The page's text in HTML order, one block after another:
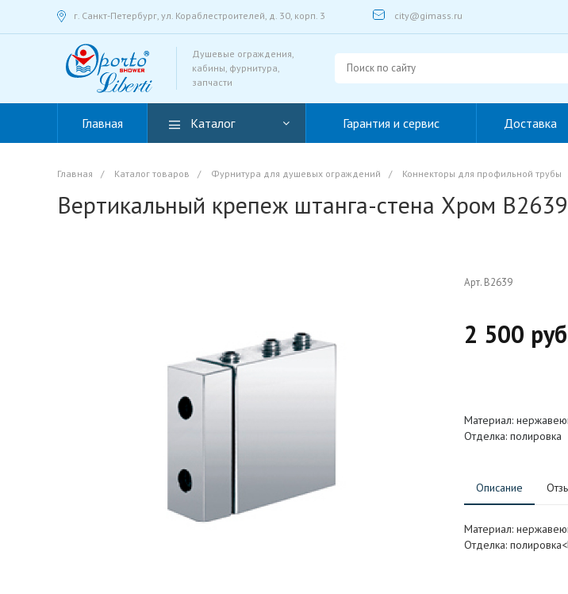
г. Санкт-Петербург, ул. Кораблестроителей, д. 30, корп. 3 city@gimass.ru
Душевые ограждения,
кабины, фурнитура,
запчасти
Главная Каталог Гарантия и сервис Доставка
Главная / Каталог товаров / Фурнитура для душевых ограждений / Коннекторы для профильной трубы
Вертикальный крепеж штанга-стена Хром B2639
Арт. B2639
2 500
Материал:
Отделка: полировка
Описание
Материал:
Отделка: